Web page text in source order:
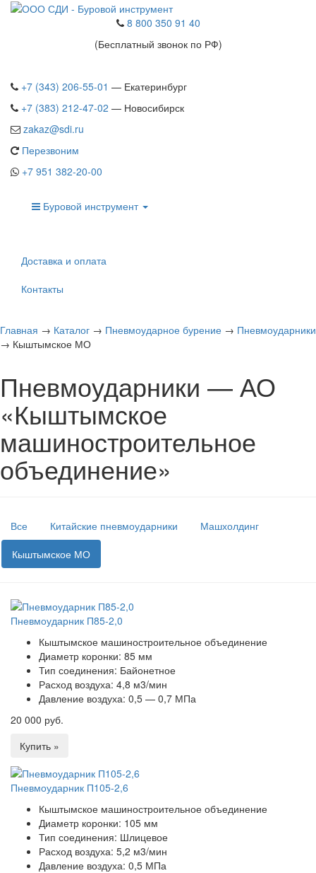
8 800 350 91 40
(Бесплатный звонок по РФ)
+7 (343) 206-55-01 — Екатеринбург
+7 (383) 212-47-02 — Новосибирск
zakaz@sdi.ru
Перезвоним
+7 951 382-20-00
Буровой инструмент
Доставка и оплата
Контакты
Главная → Каталог → Пневмоударное бурение → Пневмоударники
→ Кыштымское МО
Пневмоударники — АО
«Кыштымское
машиностроительное
объединение»
Все Китайские пневмоударники
Машхолдинг
Кыштымское МО
Пневмоударник П85-2,0
Кыштымское машиностроительное объединение
Диаметр коронки: 85 мм
Тип соединения: Байонетное
Расход воздуха: 4,8 м3/мин
Давление воздуха: 0,5 — 0,7 МПа
20 000 руб.
Купить »
Пневмоударник П105-2,6
Кыштымское машиностроительное объединение
Диаметр коронки: 105 мм
Тип соединения: Шлицевое
Расход воздуха: 5,2 м3/мин
Давление воздуха: 0,5 МПа